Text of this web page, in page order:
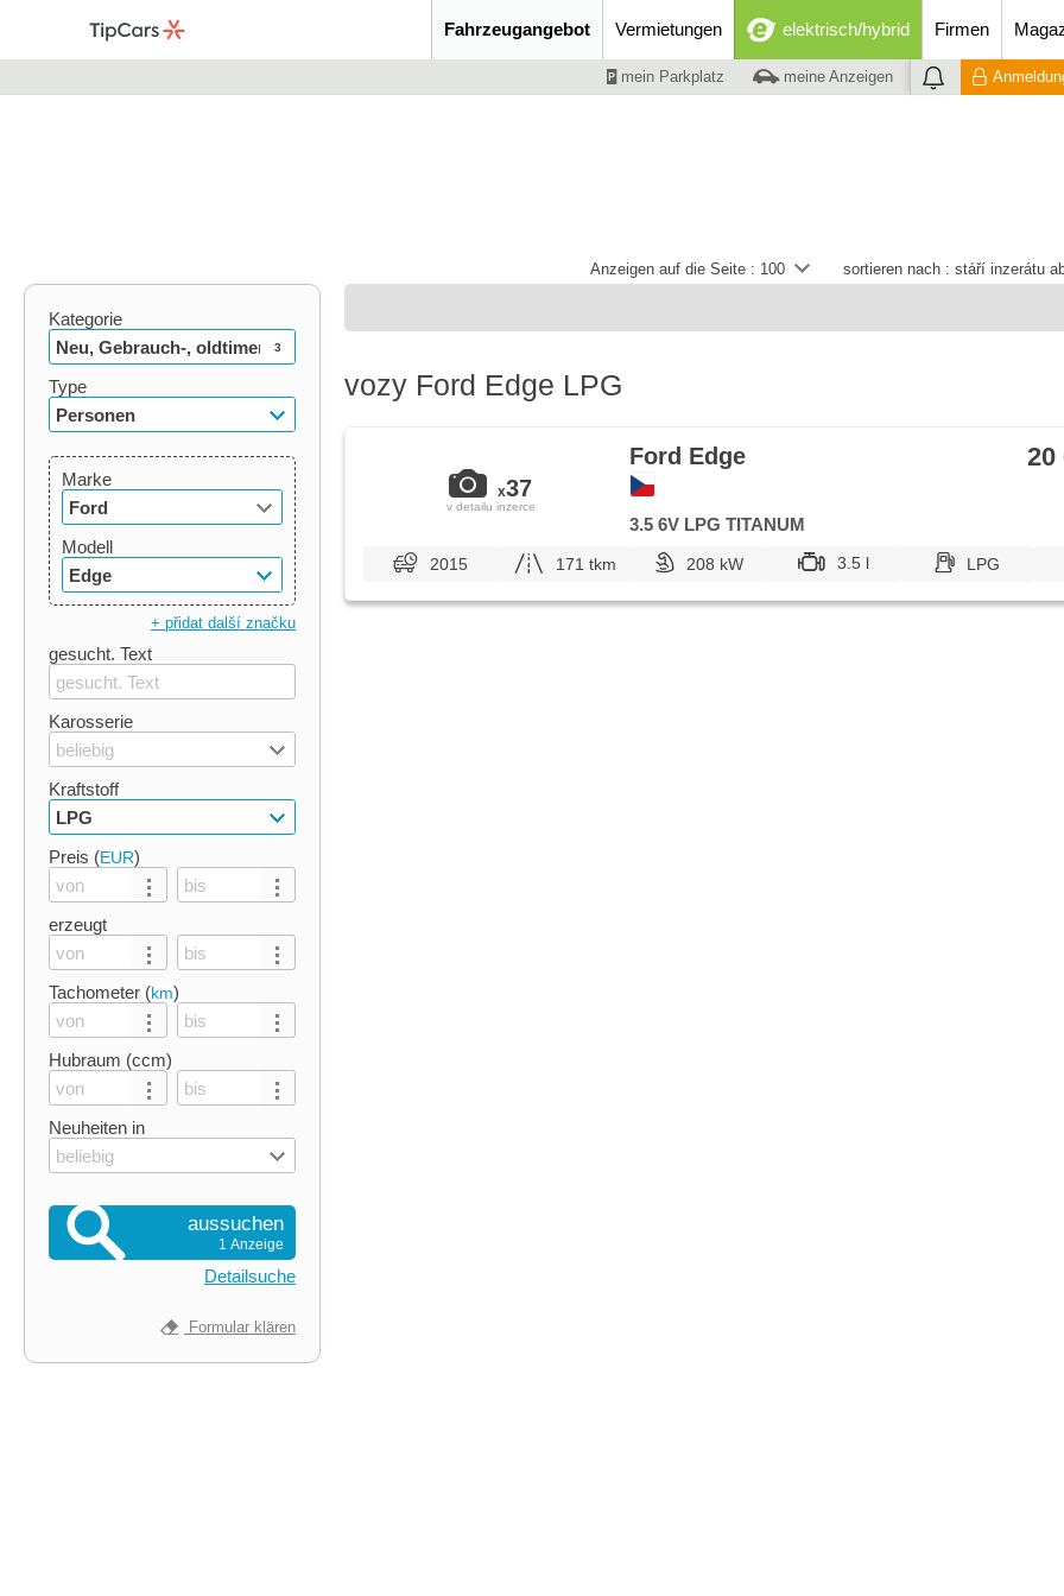
Fahrzeugangebot Vermietungen elektrisch/hybrid Firmen
mein Parkplatz meine Anzeigen
sortieren nach : stáří inzerátu
Anzeigen auf die Seite : 100
Kategorie
Neu, Gebrauch-, oldtimer
3
Type
Personen
Marke
Ford
Modell
Edge
+ přidat další značku
gesucht. Text
Karosserie
beliebig
Kraftstoff
LPG
Preis (EUR)
erzeugt
Tachometer (km)
Hubraum (ccm)
Neuheiten in
beliebig
aussuchen
1 Anzeige
Detailsuche
Formular klären
vozy Ford Edge LPG
x37
v detailu inzerce
Ford Edge 20
3.5 6V LPG TITANUM
2015 171 tkm 208 kW 3.5 l LPG